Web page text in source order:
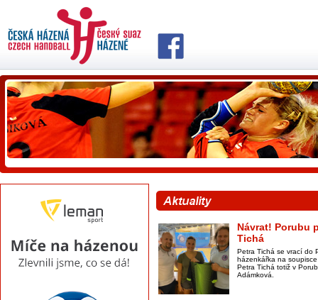
Návrat! Porubu
Tichá
Petra Tichá se vrací do
házenkářka na
Petra Tichá totiž v
Adámková.